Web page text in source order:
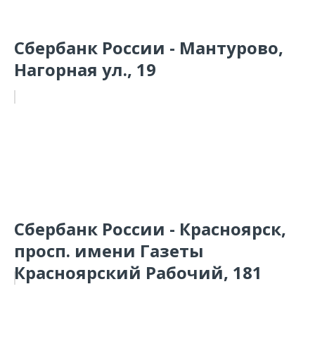
Сбербанк России - Мантурово,
Нагорная ул., 19
Сбербанк России - Красноярск,
просп. имени Газеты
Красноярский Рабочий, 181